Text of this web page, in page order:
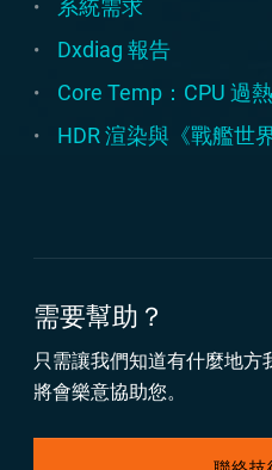
系統需求
Dxdiag 報告
Core Temp：CPU 過
HDR 渲染與《戰艦世界
需要幫助？
只需讓我們知道有什麼地
將會樂意協助您。